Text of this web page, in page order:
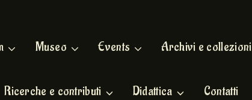
Museo Events Archivi e collezioni
Ricerche e contributi Didattica Contatti